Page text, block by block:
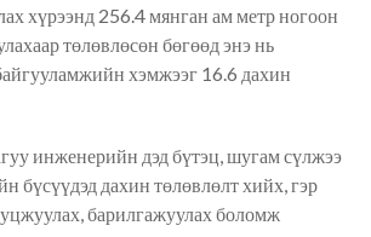
хүрээнд 256.4 мянган ам метр ногоон
төлөвлөсөн бөгөөд энэ нь
хэмжээг 16.6 дахин
инженерийн дэд бүтэц, шугам сүлжээ
бүсүүдэд дахин төлөвлөлт хийх, гэр
барилгажуулах боломж